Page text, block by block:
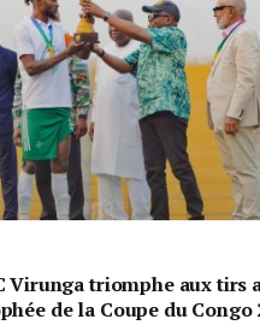
Virunga triomphe aux tirs
de la Coupe du Congo